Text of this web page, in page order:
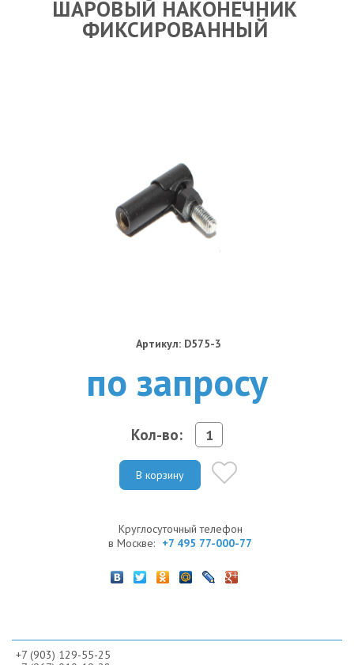
ШАРОВЫЙ НАКОНЕЧНИК
ФИКСИРОВАННЫЙ
Артикул: D575-3
по запросу
Кол-во:
В корзину
Круглосуточный телефон
в Москве: +7 495 77-000-77
+7 (903) 129-55-25